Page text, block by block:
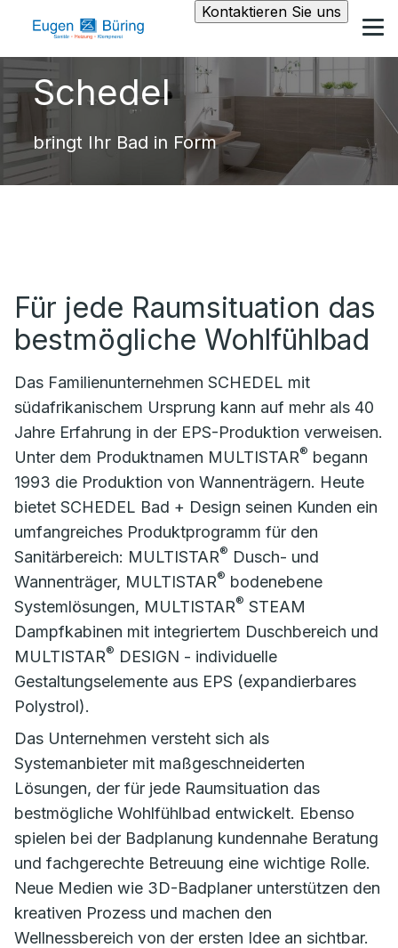
Kontaktieren Sie uns
Schedel
bringt Ihr Bad in Form
Für jede Raumsituation das
bestmögliche Wohlfühlbad
Das Familienunternehmen SCHEDEL mit
südafrikanischem Ursprung kann auf mehr als 40
Jahre Erfahrung in der EPS-Produktion verweisen.
Unter dem Produktnamen MULTISTAR® begann
1993 die Produktion von Wannenträgern. Heute
bietet SCHEDEL Bad + Design seinen Kunden ein
umfangreiches Produktprogramm für den
Sanitärbereich: MULTISTAR® Dusch- und
Wannenträger, MULTISTAR® bodenebene
Systemlösungen, MULTISTAR® STEAM
Dampfkabinen mit integriertem Duschbereich und
MULTISTAR® DESIGN - individuelle
Gestaltungselemente aus EPS (expandierbares
Polystrol).
Das Unternehmen versteht sich als
Systemanbieter mit maßgeschneiderten
Lösungen, der für jede Raumsituation das
bestmögliche Wohlfühlbad entwickelt. Ebenso
spielen bei der Badplanung kundennahe Beratung
und fachgerechte Betreuung eine wichtige Rolle.
Neue Medien wie 3D-Badplaner unterstützen den
kreativen Prozess und machen den
Wellnessbereich von der ersten Idee an sichtbar.